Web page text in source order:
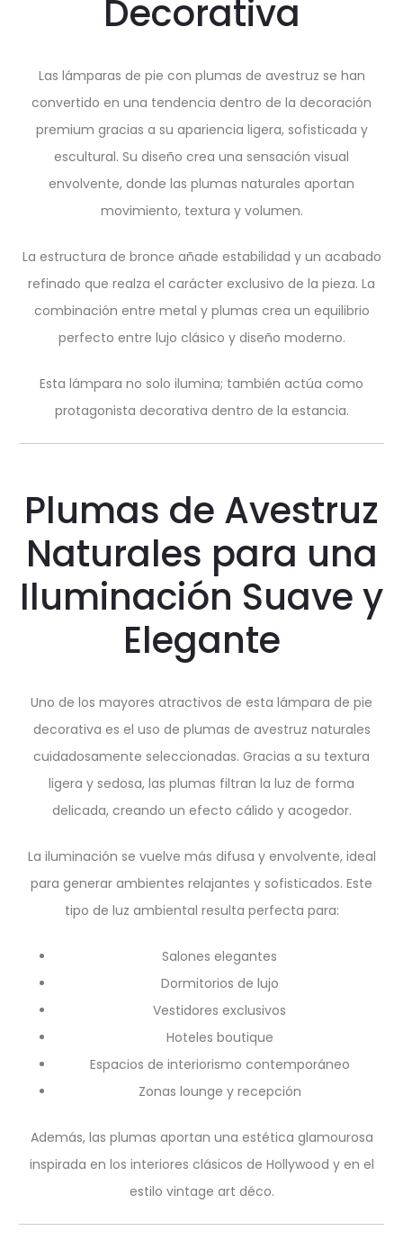
Decorativa
Las lámparas de pie con plumas de avestruz se han
convertido en una tendencia dentro de la decoración
premium gracias a su apariencia ligera, sofisticada y
escultural. Su diseño crea una sensación visual
envolvente, donde las plumas naturales aportan
movimiento, textura y volumen.
La estructura de bronce añade estabilidad y un acabado
refinado que realza el carácter exclusivo de la pieza. La
combinación entre metal y plumas crea un equilibrio
perfecto entre lujo clásico y diseño moderno.
Esta lámpara no solo ilumina; también actúa como
protagonista decorativa dentro de la estancia.
Plumas de Avestruz
Naturales para una
Iluminación Suave y
Elegante
Uno de los mayores atractivos de esta lámpara de pie
decorativa es el uso de plumas de avestruz naturales
cuidadosamente seleccionadas. Gracias a su textura
ligera y sedosa, las plumas filtran la luz de forma
delicada, creando un efecto cálido y acogedor.
La iluminación se vuelve más difusa y envolvente, ideal
para generar ambientes relajantes y sofisticados. Este
tipo de luz ambiental resulta perfecta para:
Salones elegantes
Dormitorios de lujo
Vestidores exclusivos
Hoteles boutique
Espacios de interiorismo contemporáneo
Zonas lounge y recepción
Además, las plumas aportan una estética glamourosa
inspirada en los interiores clásicos de Hollywood y en el
estilo vintage art déco.